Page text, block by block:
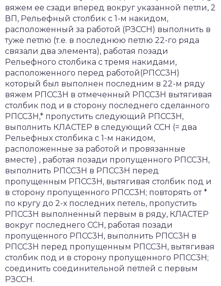
вяжем ее сзади вперед вокруг указанной петли, 2
ВП, Рельефный столбик с 1-м накидом,
расположенный за работой (РЗССН) выполнить в
туже петлю (т.е. в последнюю петлю 22-го ряда
связали два элемента), работая позади
Рельефного столбика с тремя накидами,
расположенного перед работой(РПСС3Н)
который был выполнен последним в 22-м ряду
вяжем РПСС3Н в отмеченный РПСС3Н вытягивая
столбик под и в сторону последнего сделанного
РПСС3Н,* пропустить следующий РПСС3Н,
выполнить КЛАСТЕР в следующий ССН (= два
Рельефных столбика с 1-м накидом,
расположенные за работой и провязанные
вместе) , работая позади пропущенного РПСС3Н,
выполнить РПСС3Н в РПСС3Н перед
пропущенным РПСС3Н, вытягивая столбик под и
в сторону пропущенного РПСС3Н; повторять от *
по кругу до 2-х последних петель, пропустить
РПСС3Н выполненный первым в ряду, КЛАСТЕР
вокруг последнего ССН, работая позади
пропущенного РПСС3Н, выполнить РПСС3Н в
РПСС3Н перед пропущенным РПСС3Н, вытягивая
столбик под и в сторону пропущенного РПСС3Н;
соединить соединительной петлей с первым
РЗССН.